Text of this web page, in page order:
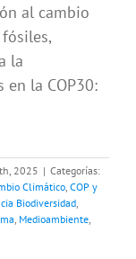
al cambio
la
en la COP30:
2025 | Categorías:
Climático COP y
Biodiversidad
Medioambiente